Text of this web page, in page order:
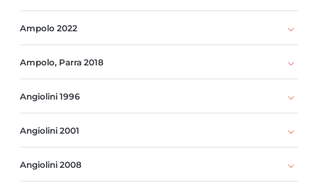
Ampolo 2022
Ampolo, Parra 2018
Angiolini 1996
Angiolini 2001
Angiolini 2008